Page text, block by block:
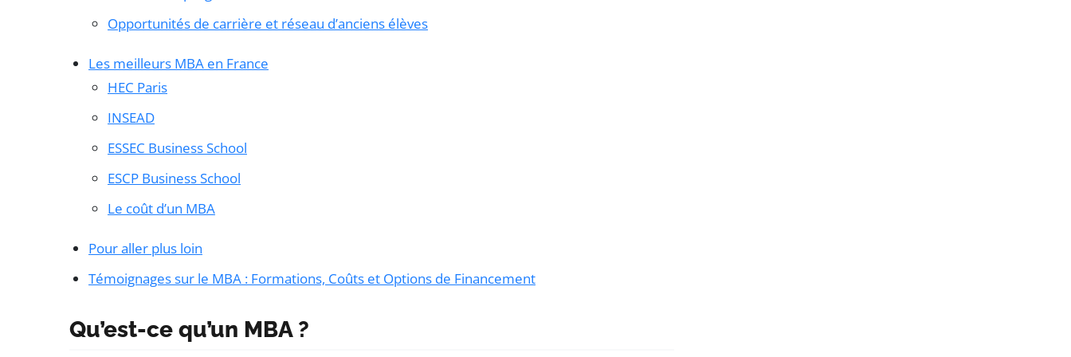
Opportunités de carrière et réseau d’anciens élèves
Les meilleurs MBA en France
HEC Paris
INSEAD
ESSEC Business School
ESCP Business School
Le coût d’un MBA
Pour aller plus loin
Témoignages sur le MBA : Formations, Coûts et Options de Financement
Qu’est-ce qu’un MBA ?